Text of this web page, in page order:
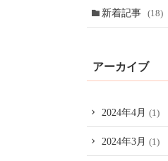
新着記事 (18)
アーカイブ
2024年4月 (1)
2024年3月 (1)